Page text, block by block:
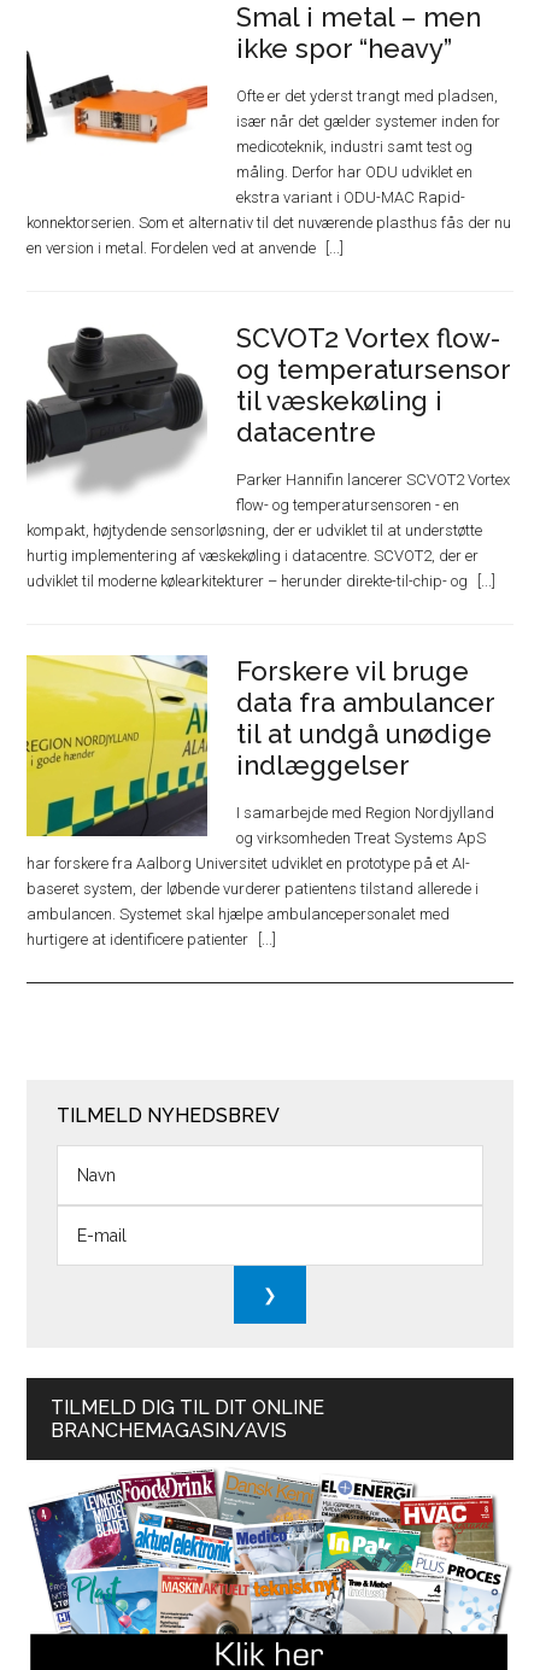
Smal i metal – men
ikke spor “heavy”
Ofte er det yderst trangt med pladsen,
især når det gælder systemer inden for
medicoteknik, industri samt test og
måling. Derfor har ODU udviklet en
ekstra variant i ODU-MAC Rapid-
konnektorserien. Som et alternativ til det nuværende plasthus fås der nu
en version i metal. Fordelen ved at anvende
SCVOT2 Vortex flow-
og temperatursensor
til væskekøling i
datacentre
Parker Hannifin lancerer SCVOT2 Vortex
flow- og temperatursensoren - en
kompakt, højtydende sensorløsning, der er udviklet til at understøtte
hurtig implementering af væskekøling i datacentre. SCVOT2, der er
udviklet til moderne kølearkitekturer – herunder direkte-til-chip- og
Forskere vil bruge
data fra ambulancer
til at undgå unødige
indlæggelser
I samarbejde med Region Nordjylland
og virksomheden Treat Systems ApS
har forskere fra Aalborg Universitet udviklet en prototype på et AI-
baseret system, der løbende vurderer patientens tilstand allerede i
ambulancen. Systemet skal hjælpe ambulancepersonalet med
hurtigere at identificere patienter
TILMELD NYHEDSBREV
TILMELD DIG TIL DIT ONLINE
BRANCHEMAGASIN/AVIS